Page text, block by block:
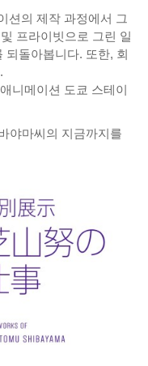
션의 제작 과정에서 그
프라이빗으로 그린 일
되돌아봅니다. 또한, 회
니메이션 도쿄 스테이
야마씨의 지금까지를